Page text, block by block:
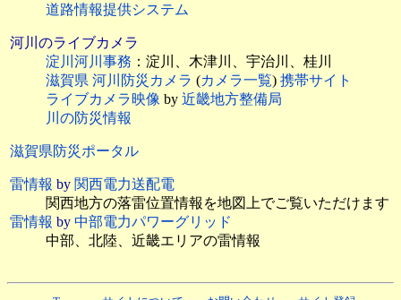
道路情報提供システム
河川のライブカメラ
淀川河川事務 ：淀川、木津川、宇治川、桂川
滋賀県 河川防災カメラ (カメラ一覧) 携帯サイト
ライブカメラ映像 by 近畿地方整備局
川の防災情報
滋賀県防災ポータル
雷情報 by 関西電力送配電
関西地方の落雷位置情報を地図上でご覧いただけます
雷情報 by 中部電力パワーグリッド
中部、北陸、近畿エリアの雷情報